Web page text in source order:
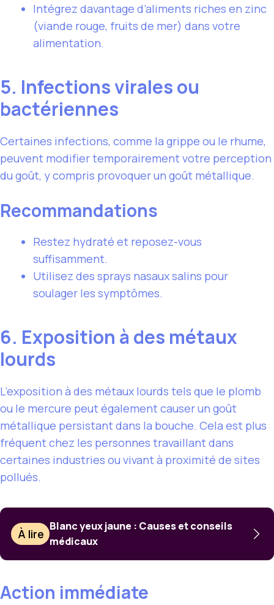
Intégrez davantage d’aliments riches en zinc
(viande rouge, fruits de mer) dans votre
alimentation.
5. Infections virales ou
bactériennes
Certaines infections, comme la grippe ou le rhume,
peuvent modifier temporairement votre perception
du goût, y compris provoquer un goût métallique.
Recommandations
Restez hydraté et reposez-vous
suffisamment.
Utilisez des sprays nasaux salins pour
soulager les symptômes.
6. Exposition à des métaux
lourds
L’exposition à des métaux lourds tels que le plomb
ou le mercure peut également causer un goût
métallique persistant dans la bouche. Cela est plus
fréquent chez les personnes travaillant dans
certaines industries ou vivant à proximité de sites
pollués.
À lire
Blanc yeux jaune : Causes et conseils
médicaux
Action immédiate